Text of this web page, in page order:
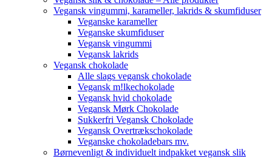
Vegansk vingummi, karameller, lakrids & skumfiduser
Veganske karameller
Veganske skumfiduser
Vegansk vingummi
Vegansk lakrids
Vegansk chokolade
Alle slags vegansk chokolade
Vegansk m!lkechokolade
Vegansk hvid chokolade
Vegansk Mørk Chokolade
Sukkerfri Vegansk Chokolade
Vegansk Overtrækschokolade
Veganske chokoladebars mv.
Børnevenligt & individuelt indpakket vegansk slik